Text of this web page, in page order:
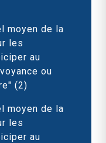
moyen de la
les
au
ou
(2)
moyen de la
les
au